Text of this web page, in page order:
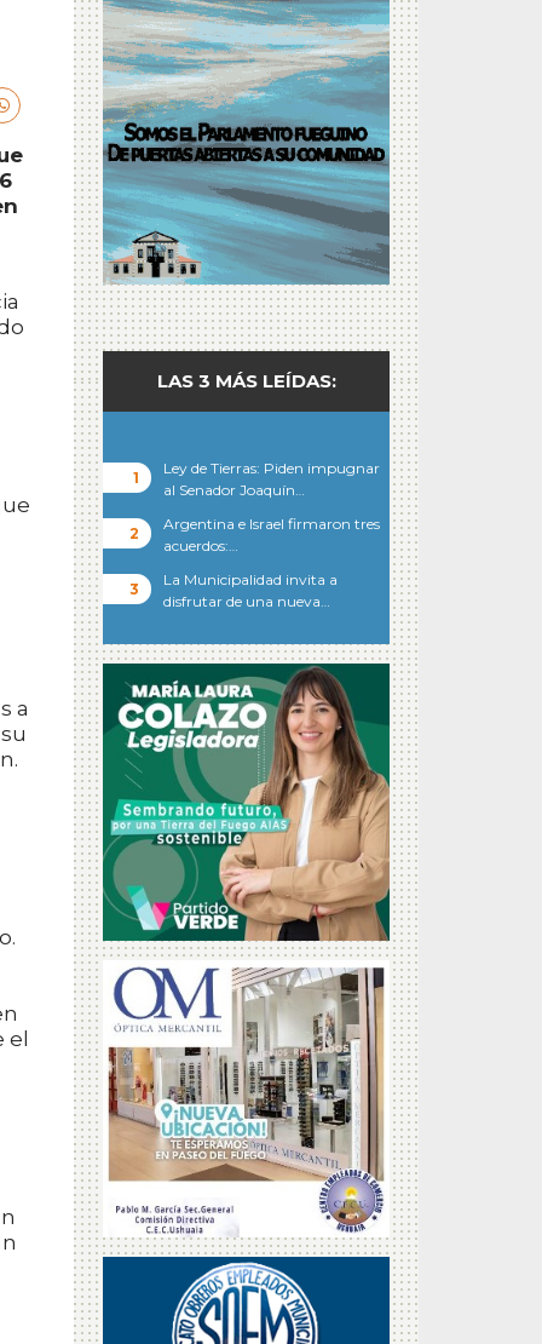
a
LAS 3 MÁS LEÍDAS:
Ley de Tierras: Piden impugnar
al Senador Joaquín…
Argentina e Israel firmaron tres
acuerdos:…
La Municipalidad invita a
disfrutar de una nueva…